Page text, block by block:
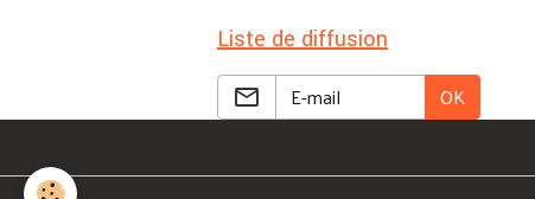
Liste de diffusion
OK